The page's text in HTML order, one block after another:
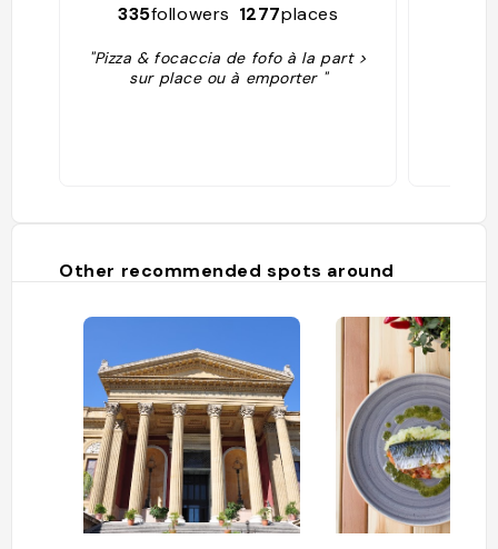
335followers 1277places
"Pizza & focaccia de fofo à la part >
sur place ou à emporter "
Other recommended spots around